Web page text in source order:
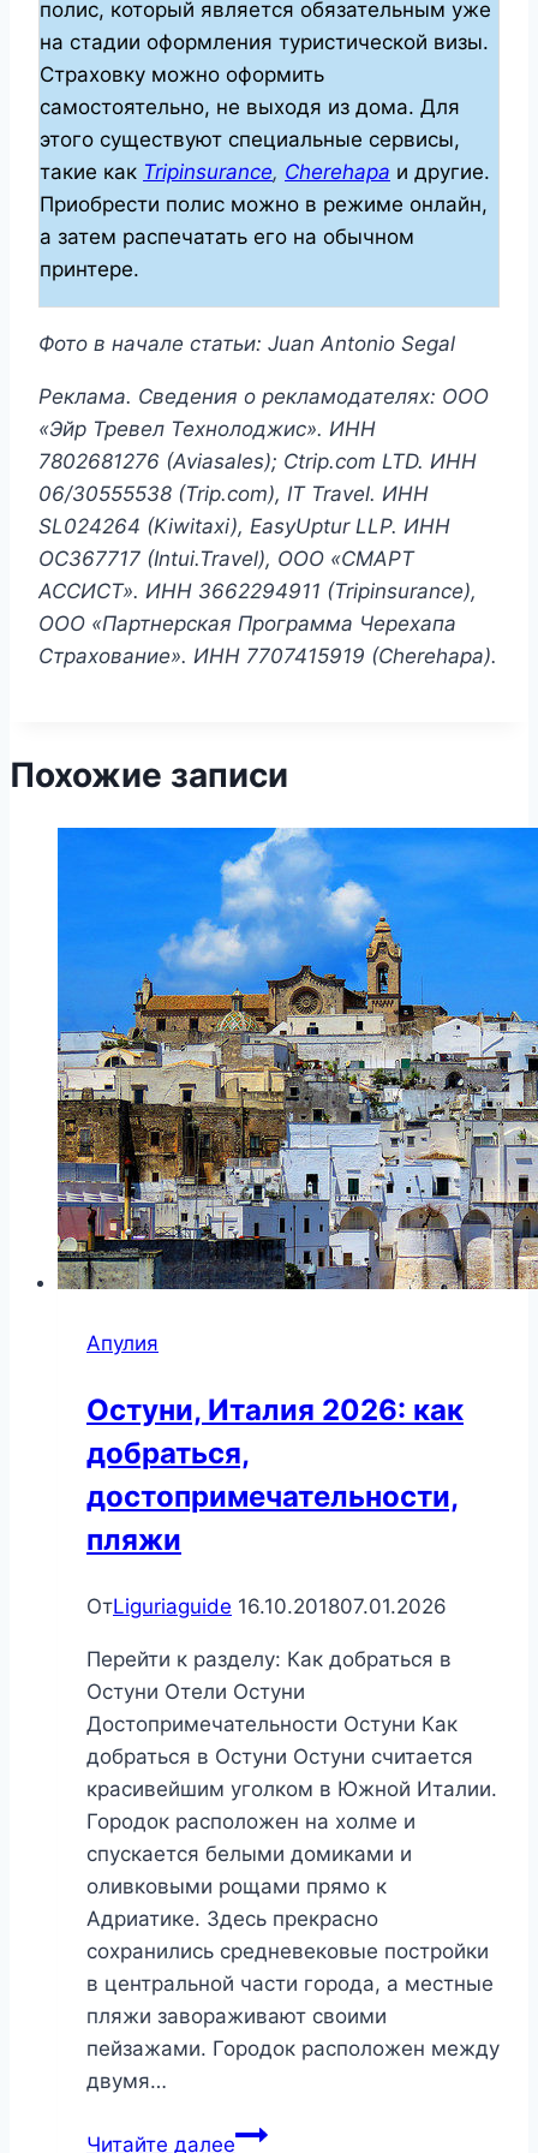
полис, который является обязательным уже
на стадии оформления туристической визы.
Страховку можно оформить
самостоятельно, не выходя из дома. Для
этого существуют специальные сервисы,
такие как Tripinsurance, Cherehapa и другие.
Приобрести полис можно в режиме онлайн,
а затем распечатать его на обычном
принтере.
Фото в начале статьи: Juan Antonio Segal
Реклама. Сведения о рекламодателях: ООО
«Эйр Тревел Технолоджис». ИНН
7802681276 (Aviasales); Ctrip.com LTD. ИНН
06/30555538 (Trip.com), IT Travel. ИНН
SL024264 (Kiwitaxi), EasyUptur LLP. ИНН
OC367717 (Intui.Travel), ООО «СМАРТ
АССИСТ». ИНН 3662294911 (Tripinsurance),
ООО «Партнерская Программа Черехапа
Страхование». ИНН 7707415919 (Cherehapa).
Похожие записи
Апулия
Остуни, Италия 2026: как
добраться,
достопримечательности,
пляжи
ОтLiguriaguide 16.10.201807.01.2026
Перейти к разделу: Как добраться в
Остуни Отели Остуни
Достопримечательности Остуни Как
добраться в Остуни Остуни считается
красивейшим уголком в Южной Италии.
Городок расположен на холме и
спускается белыми домиками и
оливковыми рощами прямо к
Адриатике. Здесь прекрасно
сохранились средневековые постройки
в центральной части города, а местные
пляжи завораживают своими
пейзажами. Городок расположен между
двумя…
Читайте далееОстуни,